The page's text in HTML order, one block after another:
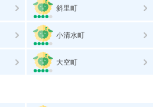
斜里町
小清水町
大空町